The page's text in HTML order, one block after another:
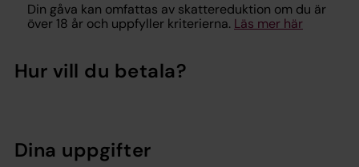
Din gåva kan omfattas av skattereduktion om du är
över 18 år och uppfyller kriterierna. Läs mer här
Hur vill du betala?
Dina uppgifter